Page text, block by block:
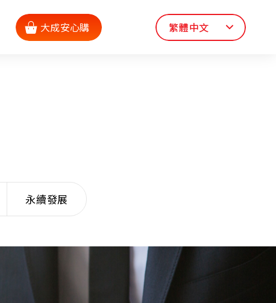
大成安心購 繁體中文
永續發展